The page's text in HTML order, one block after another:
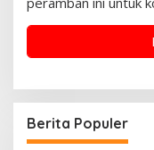
Berita Populer